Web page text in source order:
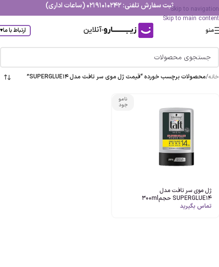
Skip to navigation
Skip to main content
ثبت سفارش تلفنی: 02191010242 (ساعات اداری)
منو ارتباط با ما▾
خانه/محصولات برچسب خورده “قیمت ژل موي سر تافت مدل SUPERGLUE14”
نامو
جود
ژل موي سر تافت مدل
SUPERGLUE14 حجم300ml
تماس بگیرید